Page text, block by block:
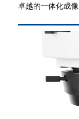
卓越的一体化成